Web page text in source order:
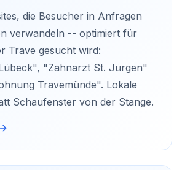
die Besucher in Anfragen
verwandeln -- optimiert für
Trave gesucht wird:
"Zahnarzt St. Jürgen"
Travemünde". Lokale
Schaufenster von der Stange.